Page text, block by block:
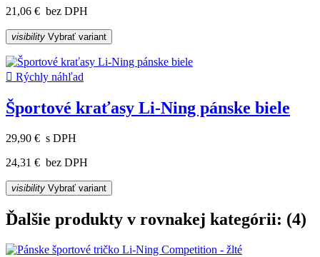
21,06 € bez DPH
visibility Vybrať variant
 Rýchly náhľad
Športové kraťasy Li-Ning pánske biele
29,90 € s DPH
24,31 € bez DPH
visibility Vybrať variant
Ďalšie produkty v rovnakej kategórii: (4)